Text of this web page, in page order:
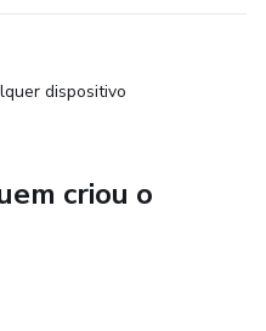
para tornar esse
dividindo a rotina da
do grupo no
Viva essa experiência e
dispositivo
criou o